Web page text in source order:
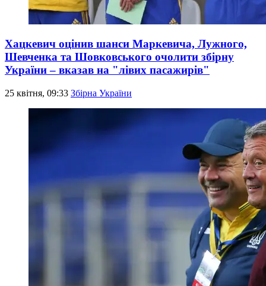
Хацкевич оцінив шанси Маркевича, Лужного,
Шевченка та Шовковського очолити збірну
України – вказав на "лівих пасажирів"
25 квітня, 09:33 Збірна України